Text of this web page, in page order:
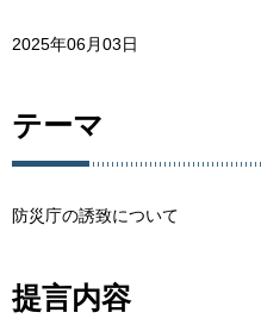
2025年06月03日
テーマ
防災庁の誘致について
提言内容